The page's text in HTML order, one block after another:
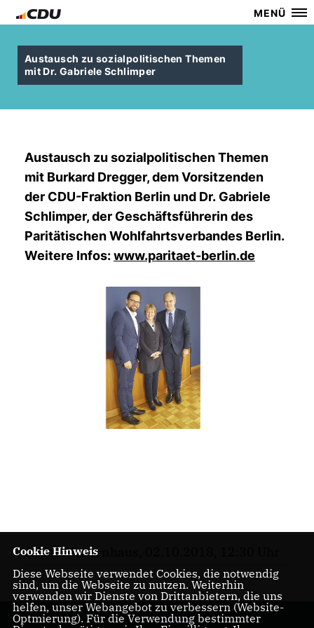
MENÜ
Austausch zu sozialpolitischen Themen
mit Dr. Gabriele Schlimper
Austausch zu sozialpolitischen Themen
mit Burkard Dregger, dem Vorsitzenden
der CDU-Fraktion Berlin und Dr. Gabriele
Schlimper, der Geschäftsführerin des
Paritätischen Wohlfahrtsverbandes Berlin.
Weitere Infos:www.paritaet-berlin.de
Abgeordnetenhaus, 02.10.2018, 12:30 Uhr
Cookie Hinweis
Diese Webseite verwendet Cookies, die notwendig
sind, um die Webseite zu nutzen. Weiterhin
verwenden wir Dienste von Drittanbietern, die uns
helfen, unser Webangebot zu verbessern (Website-
Optmierung). Für die Verwendung bestimmter